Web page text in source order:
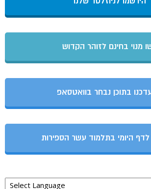
מנוי בחינם לזוהר הקדוש
בתוכן נבחר בוואטסאפ
לדף היומי בתלמוד עשר הספירות